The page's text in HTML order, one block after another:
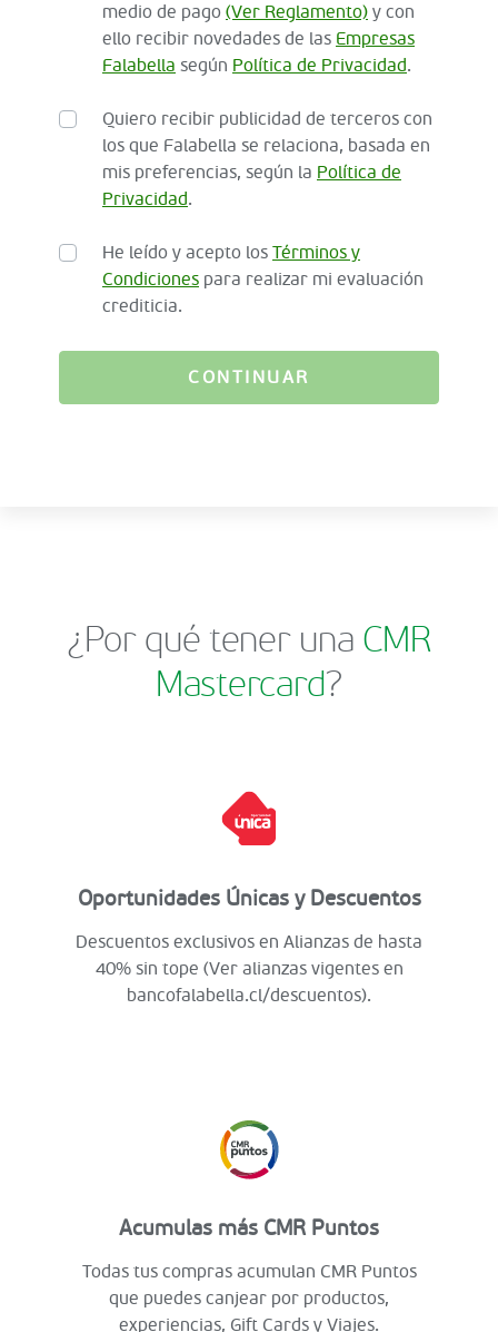
medio de pago (Ver Reglamento) y con
ello recibir novedades de las Empresas
Falabella según Política de Privacidad.
Quiero recibir publicidad de terceros con
los que Falabella se relaciona, basada en
mis preferencias, según la Política de
Privacidad.
He leído y acepto los Términos y
Condiciones para realizar mi evaluación
crediticia.
CONTINUAR
¿Por qué tener una CMR
Mastercard?
Oportunidades Únicas y Descuentos
Descuentos exclusivos en Alianzas de hasta
40% sin tope (Ver alianzas vigentes en
bancofalabella.cl/descuentos).
Acumulas más CMR Puntos
Todas tus compras acumulan CMR Puntos
que puedes canjear por productos,
experiencias, Gift Cards y Viajes.